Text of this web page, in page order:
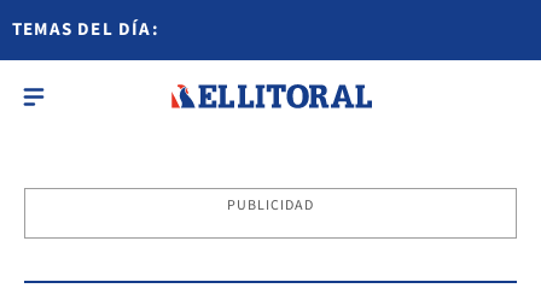
TEMAS DEL DÍA:
PUBLICIDAD